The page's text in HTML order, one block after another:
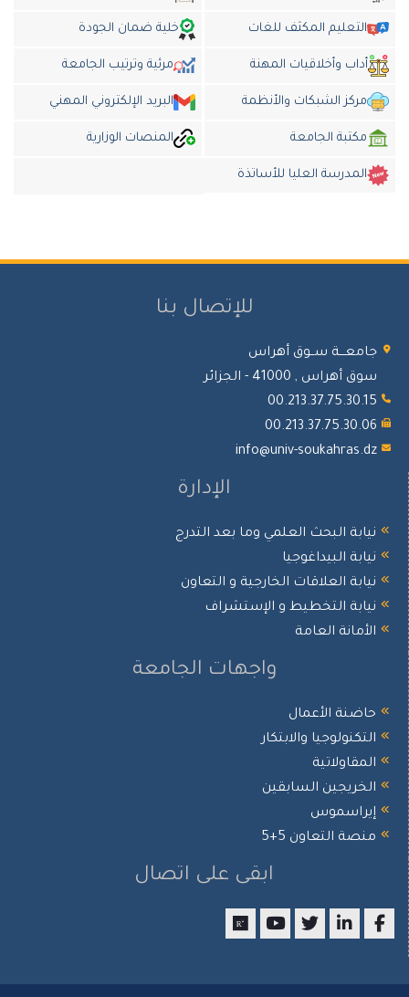
التعليم المكثف للغات خلية ضمان الجودة
أداب وأخلاقيات المهنة مرئية وترتيب الجامعة
مركز الشبكات والأنظمة البريد الإلكتروني المهني
مكتبة الجامعة المنصات الوزارية
المدرسة العليا للأساتذة
للإتصال بنا
جامعـــة ســوق أهراس
سوق أهراس , 41000 - الجزائر
00.213.37.75.30.15
00.213.37.75.30.06
info@univ-soukahras.dz
الإدارة
نيابة البحث العلمي وما بعد التدرج
نيابة البيداغوجيا
نيابة العلاقات الخارجية و التعاون
نيابة التخطيط و الإستشراف
الأمانة العامة
واجهات الجامعة
حاضنة الأعمال
التكنولوجيا والابتكار
المقاولاتية
الخريجين السابقين
إيراسموس
منصة التعاون 5+5
ابقى على اتصال